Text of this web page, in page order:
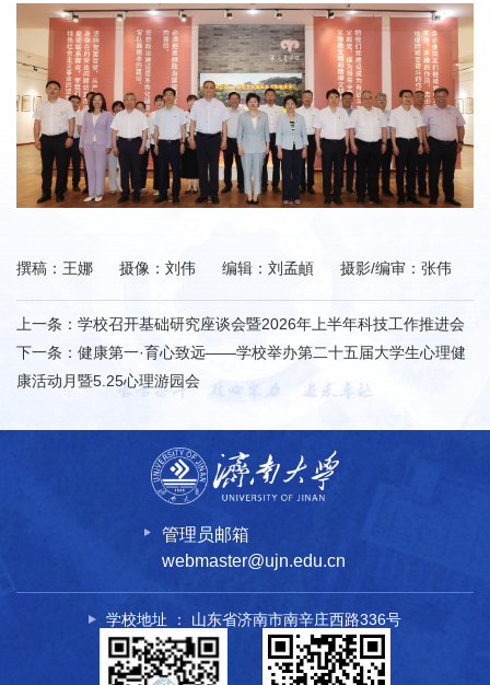
撰稿：王娜 摄像：刘伟 编辑：刘孟頔 摄影/编审：张伟
上一条： 学校召开基础研究座谈会暨2026年上半年科技工作推进会
下一条： 健康第一·育心致远——学校举办第二十五届大学生心理健
康活动月暨5.25心理游园会
管理员邮箱
webmaster@ujn.edu.cn
学校地址 ： 山东省济南市南辛庄西路336号